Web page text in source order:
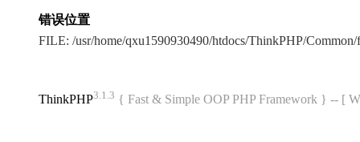
错误位置
FILE: /usr/home/qxu1590930490/htdocs/ThinkPHP/
ThinkPHP3.1.3 { Fast & Simple OOP PHP Framework } -- [